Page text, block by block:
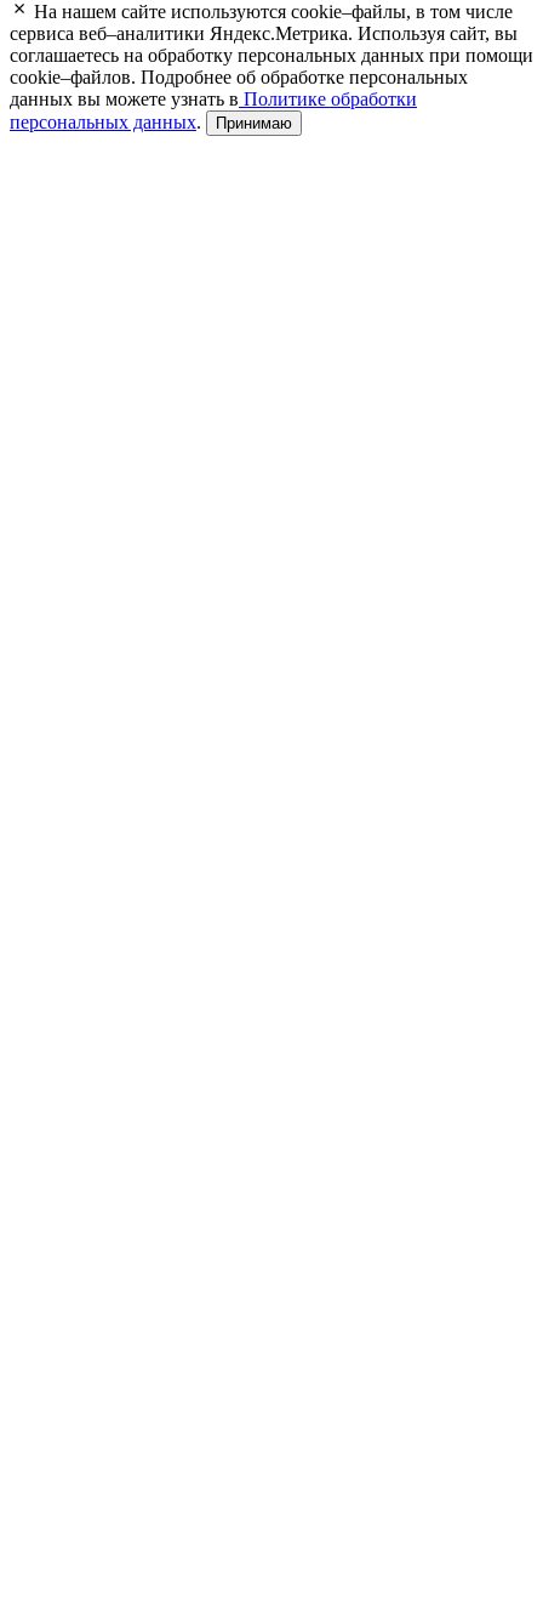
На нашем сайте используются cookie–файлы, в том числе
сервиса веб–аналитики Яндекс.Метрика. Используя сайт, вы
соглашаетесь на обработку персональных данных при помощи
cookie–файлов. Подробнее об обработке персональных
данных вы можете узнать в Политике обработки
персональных данных. Принимаю